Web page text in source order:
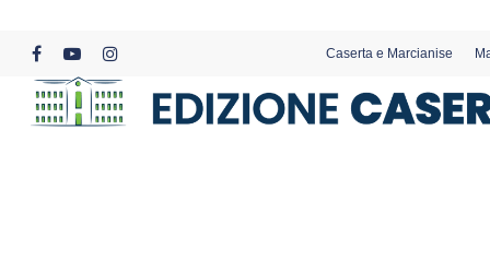
content
facebookyoutubeinstagram
Caserta e Marcianise